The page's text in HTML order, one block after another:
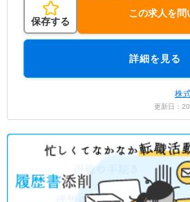
保存する
この求人を問
詳細を見る
株
更新日：